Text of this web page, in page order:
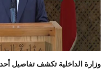
وزارة الداخلية تكشف تفاصيل